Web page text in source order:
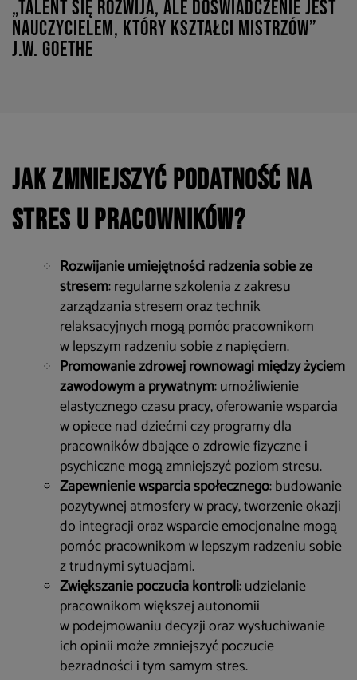
„Talent się rozwija, ale doświadczenie jest
nauczycielem, który kształci mistrzów”
J.W. Goethe
Jak zmniejszyć podatność na
stres u pracowników?
Rozwijanie umiejętności radzenia sobie ze
stresem: regularne szkolenia z zakresu
zarządzania stresem oraz technik
relaksacyjnych mogą pomóc pracownikom
w lepszym radzeniu sobie z napięciem.
Promowanie zdrowej równowagi między życiem
zawodowym a prywatnym: umożliwienie
elastycznego czasu pracy, oferowanie wsparcia
w opiece nad dziećmi czy programy dla
pracowników dbające o zdrowie fizyczne i
psychiczne mogą zmniejszyć poziom stresu.
Zapewnienie wsparcia społecznego: budowanie
pozytywnej atmosfery w pracy, tworzenie okazji
do integracji oraz wsparcie emocjonalne mogą
pomóc pracownikom w lepszym radzeniu sobie
z trudnymi sytuacjami.
Zwiększanie poczucia kontroli: udzielanie
pracownikom większej autonomii
w podejmowaniu decyzji oraz wysłuchiwanie
ich opinii może zmniejszyć poczucie
bezradności i tym samym stres.